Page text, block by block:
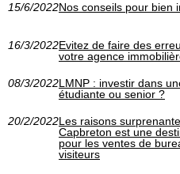
15/6/2022Nos conseils pour bien
16/3/2022Evitez de faire des
votre agence
08/3/2022LMNP : investir dans
étudiante ou senior ?
20/2/2022Les raisons
Capbreton est une
pour les ventes de
visiteurs